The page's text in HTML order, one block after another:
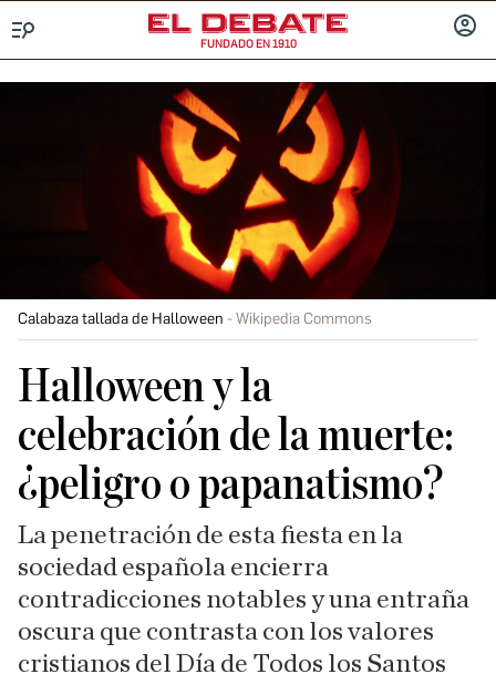
FUNDADO EN 1910
Calabaza tallada de Halloween Wikipedia Commons
Halloween y la
celebración de la muerte:
¿peligro o papanatismo?
La penetración de esta fiesta en la
sociedad española encierra
contradicciones notables y una entraña
oscura que contrasta con los valores
cristianos del Día de Todos los Santos